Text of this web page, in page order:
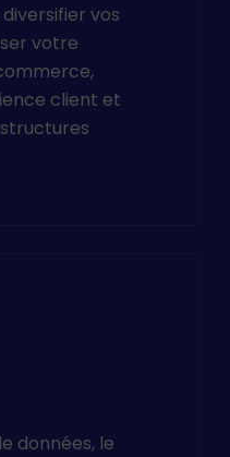
vos
votre
client et
données, le